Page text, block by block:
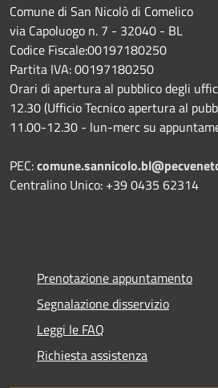
Comune di San Nicolò di Comelico
via Capoluogo n. 7 - 32040 - BL
Codice Fiscale:00197180250
Partita IVA: 00197180250
Orari di apertura al pubblico degli
12.30 (Ufficio Tecnico apertura al
11.00-12.30 - lun-merc su
PEC:
Centralino Unico: +39 0435 62314
Prenotazione appuntamento
Segnalazione disservizio
Leggi le FAQ
Richiesta assistenza